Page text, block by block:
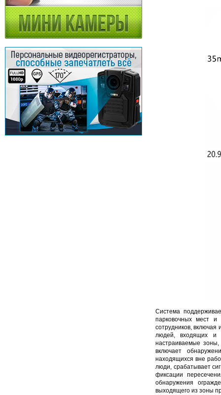
Система
парковочных мест и
сотрудников,
людей, входящих и
настраиваемые
включает
находящихся вне
люди, срабатывает
фиксации
обнаружения
выходящего из зоны